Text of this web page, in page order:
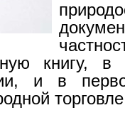
книгу, в
и в